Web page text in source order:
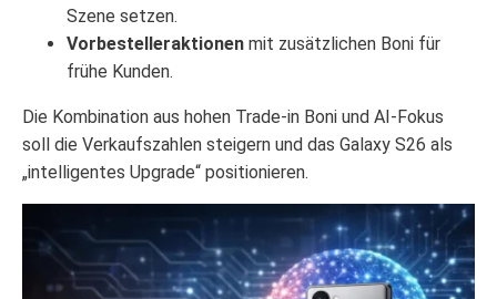
Szene setzen.
Vorbestelleraktionen mit zusätzlichen Boni für
frühe Kunden.
Die Kombination aus hohen Trade‑in Boni und AI-Fokus
soll die Verkaufszahlen steigern und das Galaxy S26 als
„intelligentes Upgrade“ positionieren.